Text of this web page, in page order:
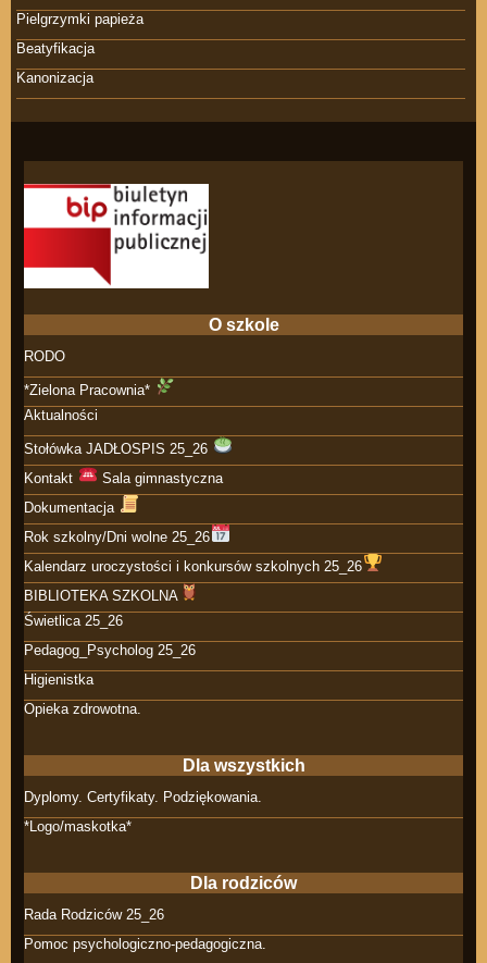
Pielgrzymki papieża
Beatyfikacja
Kanonizacja
O szkole
RODO
*Zielona Pracownia*
Aktualności
Stołówka JADŁOSPIS 25_26
Kontakt
Sala gimnastyczna
Dokumentacja
Rok szkolny/Dni wolne 25_26
Kalendarz uroczystości i konkursów szkolnych 25_26
BIBLIOTEKA SZKOLNA
Świetlica 25_26
Pedagog_Psycholog 25_26
Higienistka
Opieka zdrowotna.
Dla wszystkich
Dyplomy. Certyfikaty. Podziękowania.
*Logo/maskotka*
Dla rodziców
Rada Rodziców 25_26
Pomoc psychologiczno-pedagogiczna.